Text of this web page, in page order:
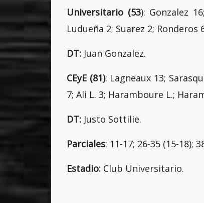
Universitario (53): Gonzalez
Ludueña 2; Suarez 2; Ronderos
DT: Juan Gonzalez.
CEyE (81): Lagneaux 13;
7; Ali L. 3; Haramboure L.;
DT: Justo Sottilie.
Parciales: 11-17; 26-35 (15-18);
Estadio: Club Universitario.